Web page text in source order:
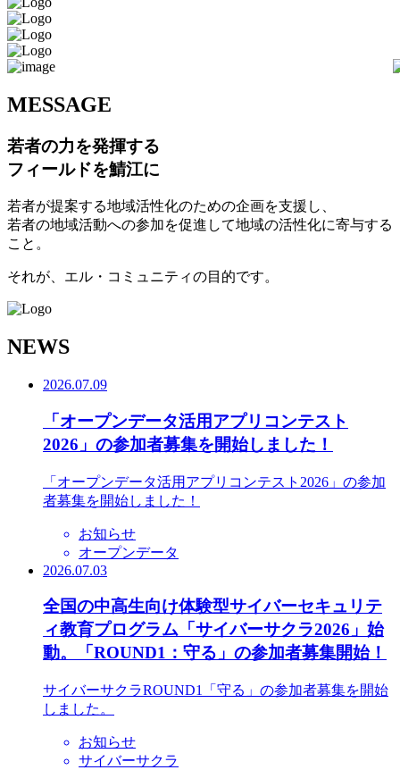
MESSAGE
若者の力を発揮する
フィールドを鯖江に
若者が提案する地域活性化のための企画を支援し、
若者の地域活動への参加を促進して地域の活性化に寄与する
こと。
それが、エル・コミュニティの目的です。
NEWS
2026.07.09
「オープンデータ活用アプリコンテスト
2026」の参加者募集を開始しました！
「オープンデータ活用アプリコンテスト2026」の参加
者募集を開始しました！
お知らせ
オープンデータ
2026.07.03
全国の中高生向け体験型サイバーセキュリテ
ィ教育プログラム「サイバーサクラ2026」始
動。「ROUND1：守る」の参加者募集開始！
サイバーサクラROUND1「守る」の参加者募集を開始
しました。
お知らせ
サイバーサクラ